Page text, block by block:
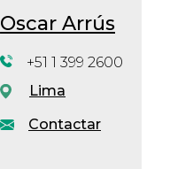
Oscar Arrús
Contactar
+51 1 399 2600
Lima